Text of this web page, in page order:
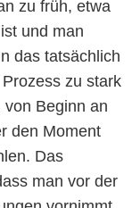
zu früh, etwa
und man
das tatsächlich
zu stark
Beginn an
den Moment
Das
man vor der